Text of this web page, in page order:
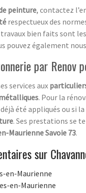
peinture, contactez
respectueux des
travaux bien faits sont
pouvez également
par Renov
services aux
. Pour la
été appliqués ou si la
. Ses prestations se
Maurienne Savoie 73.
sur
en-Maurienne
en-Maurienne